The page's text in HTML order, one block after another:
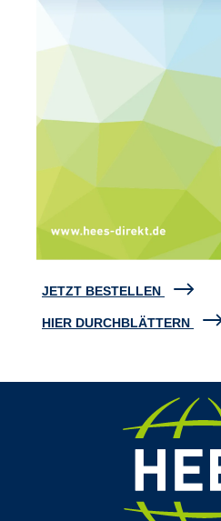
JETZT BESTELLEN
HIER DURCHBLÄTTERN